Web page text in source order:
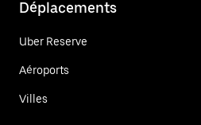
Déplacements
Uber Reserve
Aéroports
Villes